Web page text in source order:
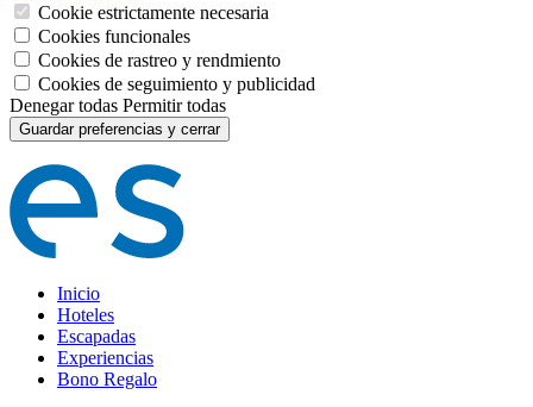
Cookie estrictamente necesaria
Cookies funcionales
Cookies de rastreo y rendmiento
Cookies de seguimiento y publicidad
Denegar todas Permitir todas
Guardar preferencias y cerrar
Inicio
Hoteles
Escapadas
Experiencias
Bono Regalo